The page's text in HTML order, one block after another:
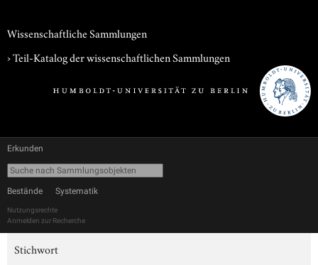
Wissenschaftliche Sammlungen
› Teil-Katalog der wissenschaftlichen Sammlungen
Erkunden
Bestände Systematik
Nutzungsrechte
Anmelden zur Recherche
Stichwort